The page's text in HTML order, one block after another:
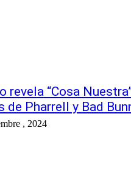
revela “Cosa
de Pharrell y Bad
, 2024